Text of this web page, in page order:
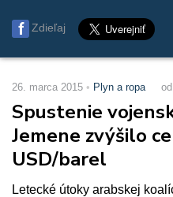
Zdieľaj
26. marca 2015 Plyn a ropa
Spustenie
Jemene zvýšilo
USD/barel
Letecké útoky arabskej